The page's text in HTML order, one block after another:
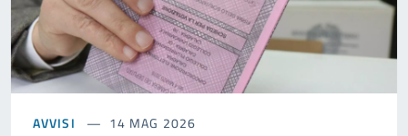
AVVISI 14 MAG 2026